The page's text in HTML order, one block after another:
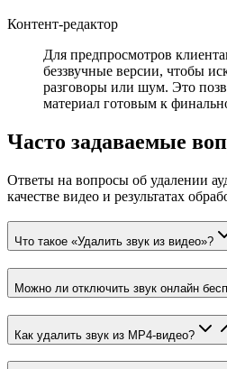
Контент-редактор
Для предпросмотров
беззвучные версии, чтобы
разговоры или шум. Это
материал готовым к
Часто задаваемые
Ответы на вопросы об удалении
качестве видео и результатах
Что такое «Удалить звук из видео»?
Можно ли отключить звук онлайн
Как удалить звук из MP4-видео?